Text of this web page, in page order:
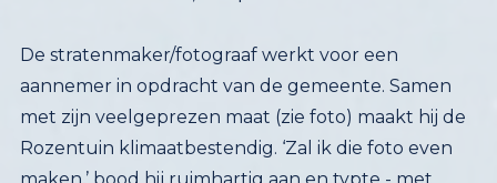
De stratenmaker/fotograaf werkt voor een
aannemer in opdracht van de gemeente. Samen
met zijn veelgeprezen maat (zie foto) maakt hij de
Rozentuin klimaatbestendig. ‘Zal ik die foto even
maken,’ bood hij ruimhartig aan en typte - met
stevige door het werk verweerde vingers –
razendsnel en handig de benodigde gegevens in